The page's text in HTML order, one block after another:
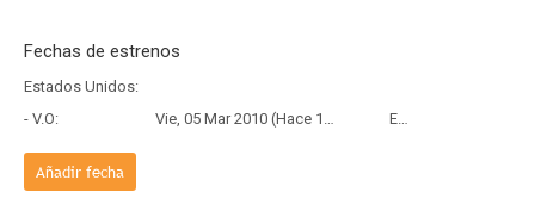
Fechas de estrenos
Estados Unidos:
- V.O:
Vie, 05 Mar 2010 (Hace 16 años y 5 meses) Estreno
Añadir fecha